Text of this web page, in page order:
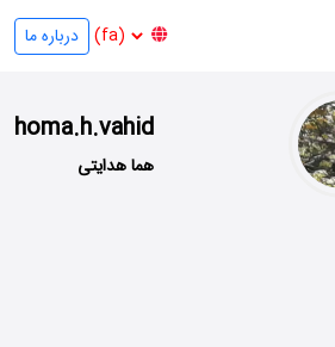
درباره ما
homa.h.vahid
هما هدایتی